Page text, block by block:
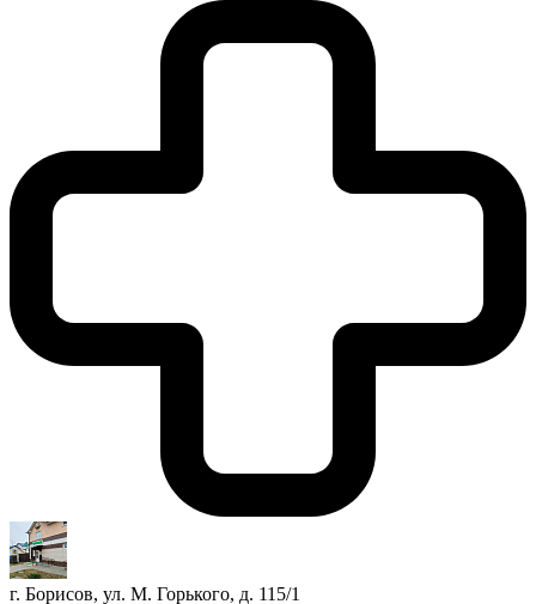
г. Борисов, ул. М. Горького, д. 115/1